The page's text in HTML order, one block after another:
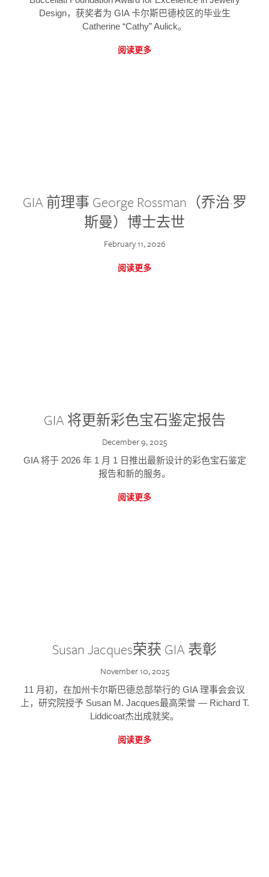
Design，获奖者为 GIA 卡尔斯巴德校区的毕业生
Catherine “Cathy” Aulick。
阅读更多
GIA 前理事 George Rossman（乔治·罗
斯曼）博士去世
February 11, 2026
阅读更多
GIA 将更新彩色宝石鉴定报告
December 9, 2025
GIA 将于 2026 年 1 月 1 日推出最新设计的彩色宝石鉴定
报告和新的服务。
阅读更多
Susan Jacques荣获 GIA 表彰
November 10, 2025
11 月初，在加州卡尔斯巴德总部举行的 GIA 理事会会议
上，研究院授予 Susan M. Jacques最高荣誉 — Richard T.
Liddicoat杰出成就奖。
阅读更多